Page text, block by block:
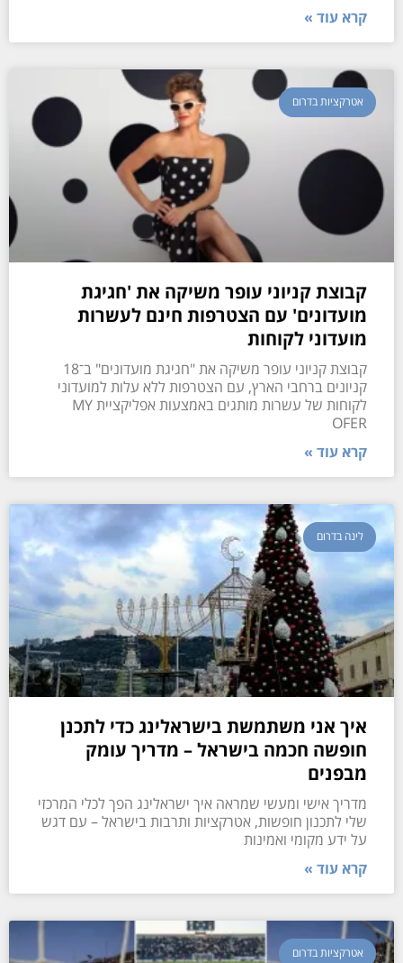
קרא עוד »
אטרקציות בדרום
קבוצת קניוני עופר משיקה את 'חגיגת
מועדונים' עם הצטרפות חינם לעשרות
מועדוני לקוחות
קבוצת קניוני עופר משיקה את "חגיגת מועדונים" ב־18
קניונים ברחבי הארץ, עם הצטרפות ללא עלות למועדוני
לקוחות של עשרות מותגים באמצעות אפליקציית MY
OFER
קרא עוד »
לינה בדרום
איך אני משתמשת בישראלינג כדי לתכנן
חופשה חכמה בישראל – מדריך עומק
מבפנים
מדריך אישי ומעשי שמראה איך ישראלינג הפך לכלי המרכזי
שלי לתכנון חופשות, אטרקציות ותרבות בישראל – עם דגש
על ידע מקומי ואמינות
קרא עוד »
אטרקציות בדרום